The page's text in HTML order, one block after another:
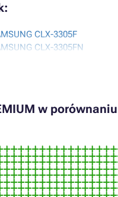
CLX-3305F
CLX-3305FN
MULTIXPRESS SL-
w